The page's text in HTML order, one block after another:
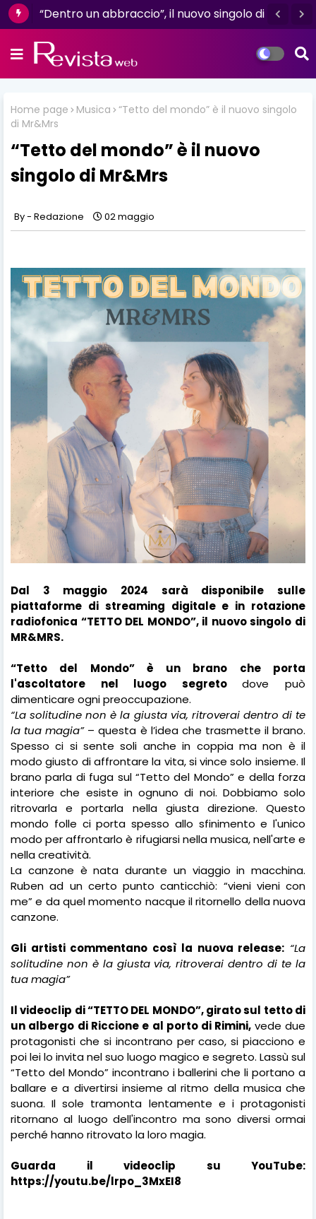
“Dentro un abbraccio”, il nuovo singolo di
"L'amore non il sangue": un racconto di
Luisa D'Amico
Home page Musica “Tetto del mondo” è il nuovo singolo
di Mr&Mrs
“Tetto del mondo” è il nuovo
singolo di Mr&Mrs
Redazione 02 maggio
Dal 3 maggio 2024 sarà disponibile sulle
piattaforme di streaming digitale e in rotazione
radiofonica “TETTO DEL MONDO”, il nuovo singolo di
MR&MRS.
“Tetto del Mondo” è un brano che porta
l'ascoltatore nel luogo segretodove può
dimenticare ogni preoccupazione.
“La solitudine non è la giusta via, ritroverai dentro di te
la tua magia”– questa è l’idea che trasmette il brano.
Spesso ci si sente soli anche in coppia ma non è il
modo giusto di affrontare la vita, si vince solo insieme. Il
brano parla di fuga sul “Tetto del Mondo” e della forza
interiore che esiste in ognuno di noi. Dobbiamo solo
ritrovarla e portarla nella giusta direzione. Questo
mondo folle ci porta spesso allo sfinimento e l'unico
modo per affrontarlo è rifugiarsi nella musica, nell'arte e
nella creatività.
La canzone è nata durante un viaggio in macchina.
Ruben ad un certo punto canticchiò: “vieni vieni con
me” e da quel momento nacque il ritornello della nuova
canzone.
Gli artisti commentano così la nuova release: “La
solitudine non è la giusta via, ritroverai dentro di te la
tua magia”
Il videoclip di “TETTO DEL MONDO”, girato sul tetto di
un albergo di Riccione e al porto di Rimini, vede due
protagonisti che si incontrano per caso, si piacciono e
poi lei lo invita nel suo luogo magico e segreto. Lassù sul
“Tetto del Mondo” incontrano i ballerini che li portano a
ballare e a divertirsi insieme al ritmo della musica che
suona. Il sole tramonta lentamente e i protagonisti
ritornano al luogo dell'incontro ma sono diversi ormai
perché hanno ritrovato la loro magia.
Guarda il videoclip su YouTube:
https://youtu.be/lrpo_3MxEI8